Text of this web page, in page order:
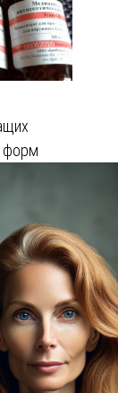
форм